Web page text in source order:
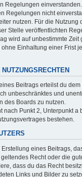
Regelungen einverstanden.
Regelungen nicht
nutzen. Für die Nutzung
Stelle veröffentlichten
wird auf unbestimmte Zeit
Einhaltung einer Frist
Beitrags erteilst du
unbeschränktes und
des Boards zu nutzen.
nach Punkt 2, Unterpunkt a
bestehen.
Erstellung eines Beitrags,
Recht oder die
dass du das Recht
Links und Bilder zu